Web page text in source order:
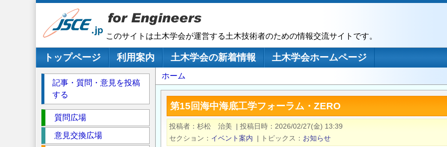
このサイトは土木学会が運営する土木技術者のための情報交流サイトです。
メインナビゲーション
トップページ 利用案内 土木学会の新着情報
土木学会ホームページ
パ
ン
く
ず
ホーム
第15回海中海底工学フォーラム・ZERO
投稿者 杉松 治美 | 投稿日時
2026/02/27(金) 13:39
セクション
イベント案内 | トピックス お知らせ
記事・質問・意見を投稿
する
ク
シ
質問広場
意見交換広場